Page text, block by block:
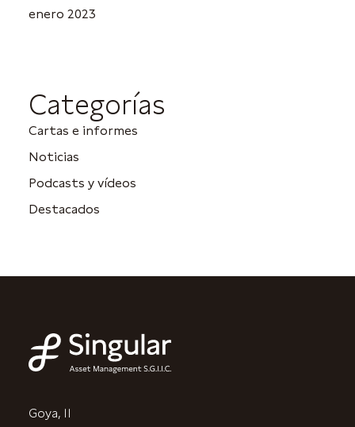
enero 2023
Categorías
Cartas e informes
Noticias
Podcasts y vídeos
Destacados
Goya, 11